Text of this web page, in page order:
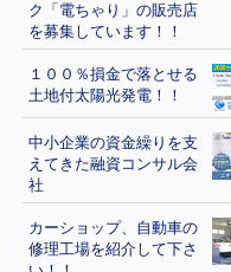
ク「電ちゃり」の販売店
を募集しています！！
１００％損金で落とせる
土地付太陽光発電！！
中小企業の資金繰りを支
えてきた融資コンサル会
社
カーショップ、自動車の
修理工場を紹介して下さ